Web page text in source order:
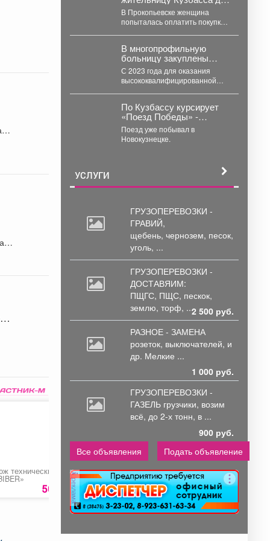
технический
50 руб.
Термос
универсальный
«Арктика»1859 руб.
Автоматическое
проветривание
теплицы
«Термопривод
1256
уголовного дела
В Прокопьевске женщина
попыталась оплатить покупки
В многопрофильную
больницу закуплены
2072 единицы
медицинского
оборудования на общую
сумму 490,6 млн рублей.
С 2023 года для оказания
высококвалифицированной
закуплены 2072 единицы
медицинского...
По Кузбассу курсирует
«Поезд Победы» -
передвижной
интерактивный музей,
рассказывающий о
Поезд уже побывал в
Новокузнецке.
УСЛУГИ
ГРУЗОПЕРЕВОЗКИ -
ГРАВИЙ,
щебень, чернозем, песок,
уголь, ...
ГРУЗОПЕРЕВОЗКИ -
ДОСТАВЯИМ:
ПЩГС, ПЩС, пескок,
землю, торф, ...2 500 руб.
РАЗНОЕ - ЗАМЕНА
розеток, выключателей, и
др. Мелкие ...
1 000 руб.
ГРУЗОПЕРЕВОЗКИ -
ГАЗЕЛЬ грузчики, возим
всё, до 2-х тонн, в ...
900 руб.
Все объявления
Подать объявление
реклама